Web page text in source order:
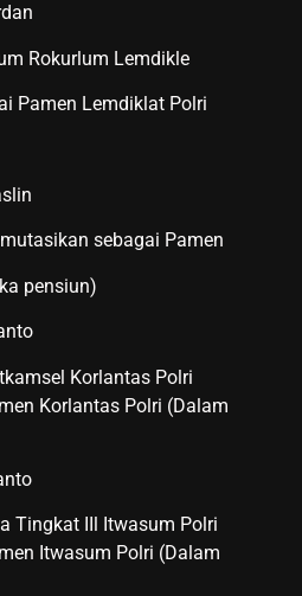
Rokurlum Lemdikle
Pamen Lemdiklat Polri
sebagai Pamen
pensiun)
Korlantas Polri
Korlantas Polri (Dalam
Tingkat IIl Itwasum Polri
Itwasum Polri (Dalam